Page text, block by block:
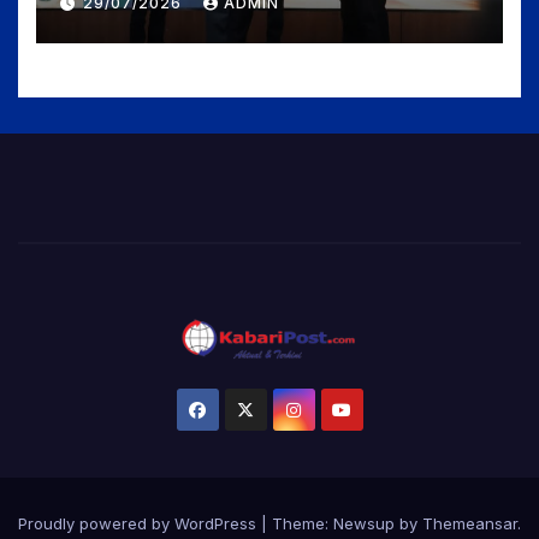
Madrasah Berkualitas,
Sejahtera, dan Bermartabat
Proudly powered by WordPress Theme: Newsup by Themeansar.